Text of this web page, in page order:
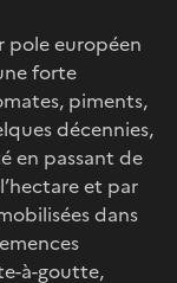
pole européen
forte
piments,
décennies,
en passant de
et par
dans
à-goutte,